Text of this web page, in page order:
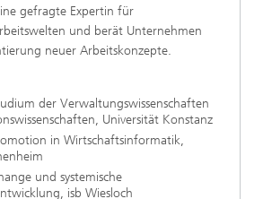
gefragte Expertin für
und berät Unternehmen
neuer Arbeitskonzepte.
der Verwaltungswissenschaften
Universität Konstanz
in Wirtschaftsinformatik,
und systemische
isb Wiesloch